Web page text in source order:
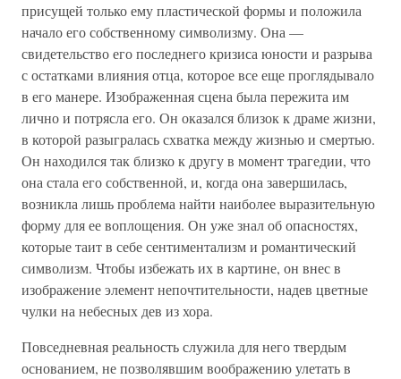
присущей только ему пластической формы и положила
начало его собственному символизму. Она —
свидетельство его последнего кризиса юности и разрыва
с остатками влияния отца, которое все еще проглядывало
в его манере. Изображенная сцена была пережита им
лично и потрясла его. Он оказался близок к драме жизни,
в которой разыгралась схватка между жизнью и смертью.
Он находился так близко к другу в момент трагедии, что
она стала его собственной, и, когда она завершилась,
возникла лишь проблема найти наиболее выразительную
форму для ее воплощения. Он уже знал об опасностях,
которые таит в себе сентиментализм и романтический
символизм. Чтобы избежать их в картине, он внес в
изображение элемент непочтительности, надев цветные
чулки на небесных дев из хора.
Повседневная реальность служила для него твердым
основанием, не позволявшим воображению улетать в